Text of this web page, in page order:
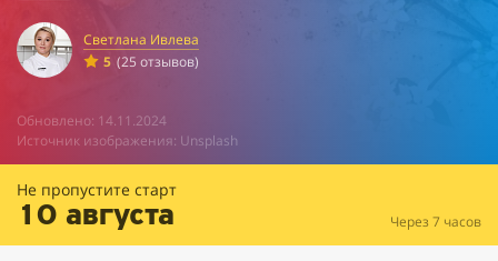
Светлана Ивлева
5 (25 отзывов)
Обновлено: 14.11.2024
Источник изображения: Unsplash
Не пропустите старт
10 августа Через 7 часов